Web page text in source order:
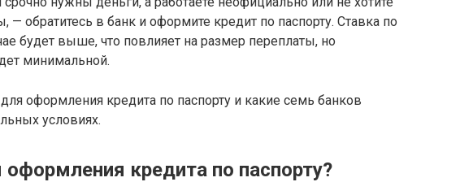
— обратитесь в банк и оформите кредит по паспорту. Ставка по
будет выше, что повлияет на размер переплаты, но
минимальной.
для оформления кредита по паспорту и какие семь банков
условиях.
кредита по паспорту?